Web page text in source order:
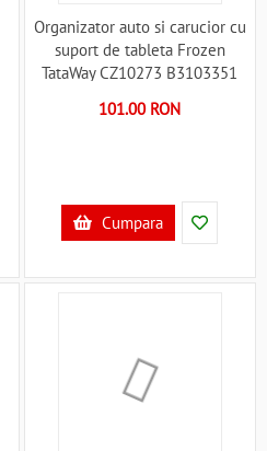
Organizator auto si carucior cu
suport de tableta Frozen
TataWay CZ10273 B3103351
101.00 RON
Cumpara